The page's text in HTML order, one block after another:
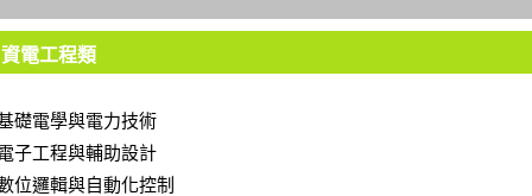
電工程類
礎電學與電力技術
子工程與輔助設計
位邏輯與自動化控制